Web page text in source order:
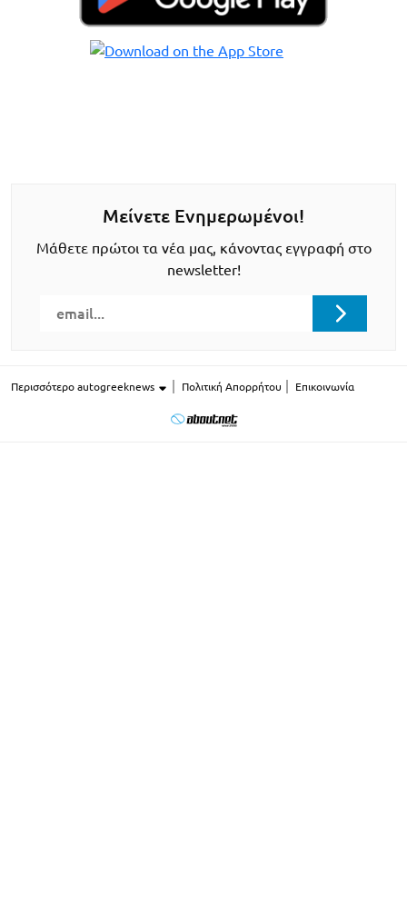
Μείνετε Ενημερωμένοι!
Μάθετε πρώτοι τα νέα μας, κάνοντας εγγραφή στο
newsletter!
Περισσότερο autogreeknews Πολιτική Απορρήτου Επικοινωνία